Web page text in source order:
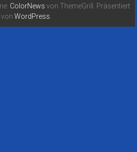
ColorNews von ThemeGrill. Präsentiert
von WordPress